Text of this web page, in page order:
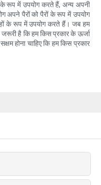
रूप में उपयोग करते हैं, अन्य अपनी
अपने पैरों को पैरों के रूप में उपयोग
के रूप में उपयोग करते हैं। जब हम
है कि हम किस प्रकार के ऊर्जा
होना चाहिए कि हम किस प्रकार